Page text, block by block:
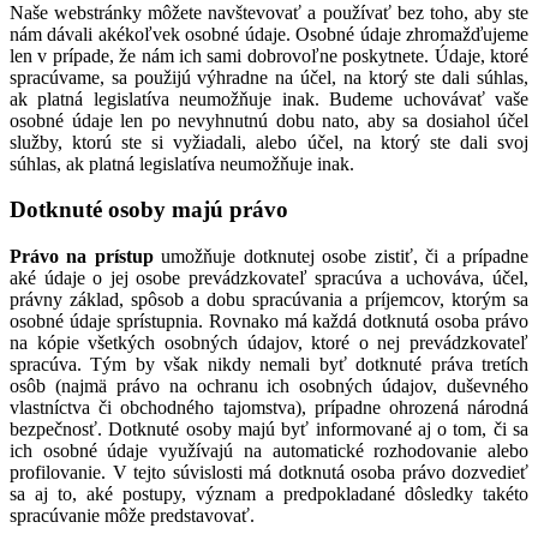
Naše webstránky môžete navštevovať a používať bez toho, aby ste
nám dávali akékoľvek osobné údaje. Osobné údaje zhromažďujeme
len v prípade, že nám ich sami dobrovoľne poskytnete. Údaje, ktoré
spracúvame, sa použijú výhradne na účel, na ktorý ste dali súhlas,
ak platná legislatíva neumožňuje inak. Budeme uchovávať vaše
osobné údaje len po nevyhnutnú dobu nato, aby sa dosiahol účel
služby, ktorú ste si vyžiadali, alebo účel, na ktorý ste dali svoj
súhlas, ak platná legislatíva neumožňuje inak.
Dotknuté osoby majú právo
Právo na prístupumožňuje dotknutej osobe zistiť, či a prípadne
aké údaje o jej osobe prevádzkovateľ spracúva a uchováva, účel,
právny základ, spôsob a dobu spracúvania a príjemcov, ktorým sa
osobné údaje sprístupnia. Rovnako má každá dotknutá osoba právo
na kópie všetkých osobných údajov, ktoré o nej prevádzkovateľ
spracúva. Tým by však nikdy nemali byť dotknuté práva tretích
osôb (najmä právo na ochranu ich osobných údajov, duševného
vlastníctva či obchodného tajomstva), prípadne ohrozená národná
bezpečnosť. Dotknuté osoby majú byť informované aj o tom, či sa
ich osobné údaje využívajú na automatické rozhodovanie alebo
profilovanie. V tejto súvislosti má dotknutá osoba právo dozvedieť
sa aj to, aké postupy, význam a predpokladané dôsledky takéto
spracúvanie môže predstavovať.